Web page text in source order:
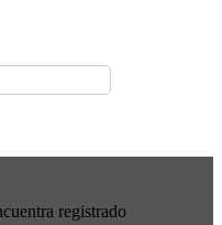
registrado